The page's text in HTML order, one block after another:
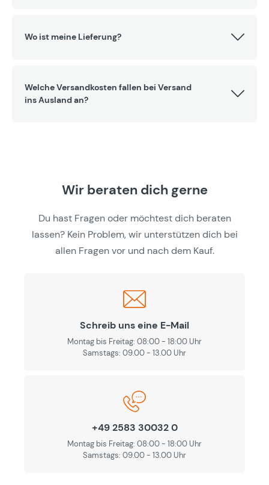
Wo ist meine Lieferung?
Welche Versandkosten fallen bei Versand
ins Ausland an?
Wir beraten dich gerne
Du hast Fragen oder möchtest dich beraten
lassen? Kein Problem, wir unterstützen dich bei
allen Fragen vor und nach dem Kauf.
Schreib uns eine E-Mail
Montag bis Freitag: 08:00 - 18:00 Uhr
Samstags: 09.00 - 13.00 Uhr
+49 2583 30032 0
Montag bis Freitag: 08:00 - 18:00 Uhr
Samstags: 09.00 - 13.00 Uhr